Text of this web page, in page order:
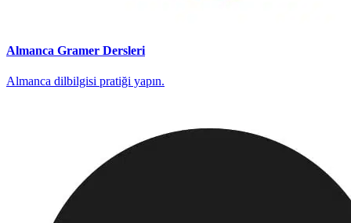
Almanca Gramer Dersleri
Almanca dilbilgisi pratiği yapın.